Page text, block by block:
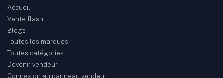
Accueil
Vente flash
Blogs
Toutes les marques
Toutes catégories
Devenir vendeur
Connexion au panneau vendeur